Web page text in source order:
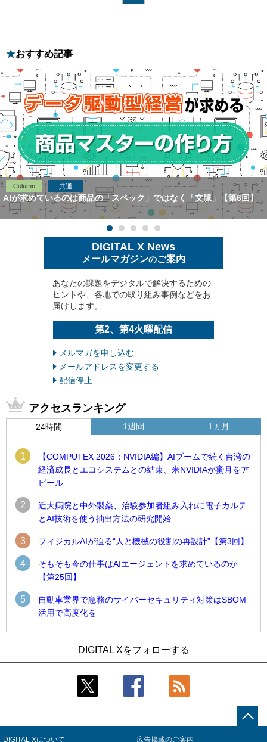
おすすめ記事
Column 共通
AIが求めているのは商品の「スペック」ではなく「文脈」【第6回】
DIGITAL X News
メールマガジンのご案内
あなたの課題をデジタルで解決するための
ヒントや、各地での取り組み事例などをお
届けします。
第2、第4火曜配信
メルマガを申し込む
メールアドレスを変更する
配信停止
アクセスランキング
24時間
1
【COMPUTEX 2026：NVIDIA編】AIブームで続く台湾の
経済成長とエコシステムとの結束、米NVIDIAが蜜月をア
ピール
2
近大病院と中外製薬、治験参加者組み入れに電子カルテ
とAI技術を使う抽出方法の研究開始
3 フィジカルAIが迫る“人と機械の役割の再設計”【第3回】
4
そもそも今の仕事はAIエージェントを求めているのか
【第25回】
5
自動車業界で急務のサイバーセキュリティ対策はSBOM
活用で高度化を
1週間
技術を使う抽出方法の研究開始
Umios、消費者起点の販売計画策定に向けたAIシステムを本格
【COMPUTEX 2026：Arm編】チップ自社製造で鍵を握る台
湾サプライチェーン、英Armが連携を強調
1ヵ月
合基盤を本格稼働
鹿島建設、鋼管柱へのコンクリート充填時の異常を検出する
AIを遠隔監視システムに実装
近大病院と中外製薬、治験参加者組み入れに電子カルテとAI
技術を使う抽出方法の研究開始
DIGITAL Xをフォローする
DIGITAL Xについて 広告掲載のご案内